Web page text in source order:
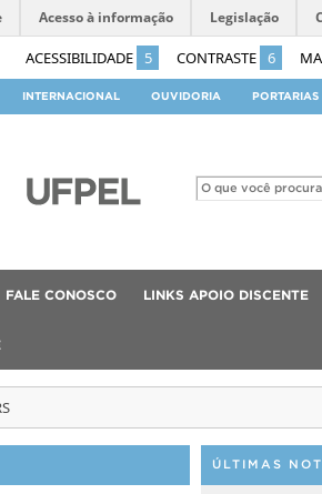
ACESSIBILIDADE 5 CONTRASTE 6
Acesso à informação Legislação
INTERNACIONAL OUVIDORIA PORTARIAS
FALE CONOSCO LINKS APOIO DISCENTE
ÚLTIMAS